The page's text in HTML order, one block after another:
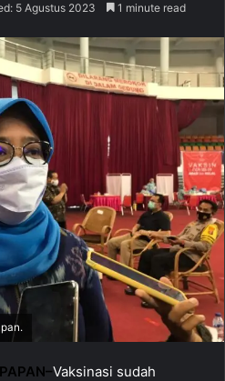
5 Agustus 2023 1 minute read
–Vaksinasi sudah